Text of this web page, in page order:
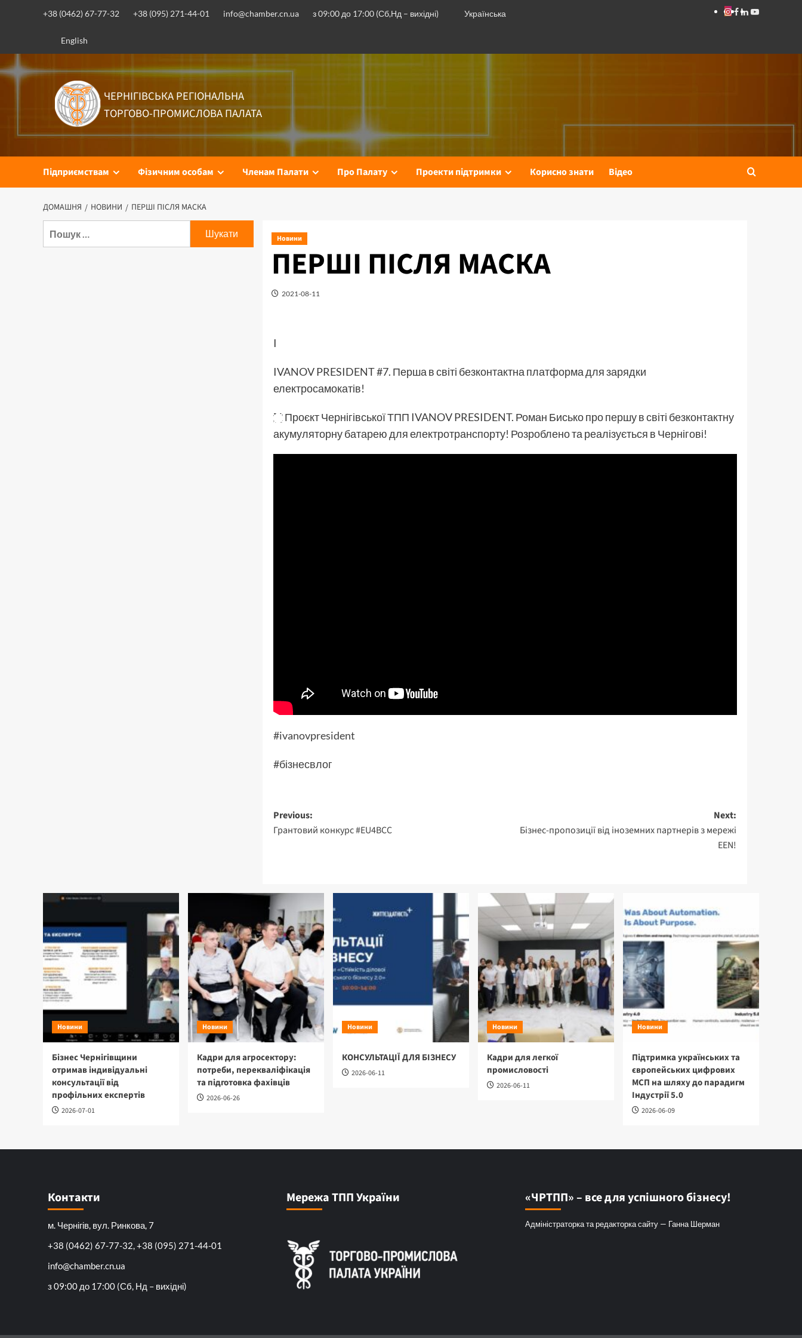
+38 (0462) 67-77-32 +38 (095) 271-44-01 info@chamber.cn.ua з 09:00 до 17:00 (Сб,Нд – вихідні) Українська
English
Instagram
Facebook
Linkedin
Youtube
ЧЕРНІГІВСЬКА РЕГІОНАЛЬНА
ТОРГОВО-ПРОМИСЛОВА ПАЛАТА
Підприємствам Фізичним особам Членам Палати Про Палату Проекти підтримки Корисно знати Відео
ДОМАШНЯ НОВИНИ ПЕРШІ ПІСЛЯ МАСКА
Новини
ПЕРШІ ПІСЛЯ МАСКА
2021-08-11
I
IVANOV PRESIDENT #7. Перша в світі безконтактна платформа для зарядки
електросамокатів!
Проєкт Чернігівської ТПП IVANOV PRESIDENT. Роман Бисько про першу в світі безконтактну
акумуляторну батарею для електротранспорту! Розроблено та реалізується в Чернігові!
#ivanovpresident
#бізнесвлог
Post
navigation
Previous:
Грантовий конкурс #EU4BCC
Next:
Бізнес-пропозиції від іноземних партнерів з мережі
EEN!
Новини
Бізнес Чернігівщини
отримав індивідуальні
консультації від
профільних експертів
2026-07-01
Новини
Кадри для агросектору:
потреби, перекваліфікація
та підготовка фахівців
2026-06-26
Новини
КОНСУЛЬТАЦІЇ ДЛЯ БІЗНЕСУ
2026-06-11
Новини
Кадри для легкої
промисловості
2026-06-11
Новини
Підтримка українських та
європейських цифрових
МСП на шляху до парадигм
Індустрії 5.0
2026-06-09
Контакти
м. Чернігів, вул. Ринкова, 7
+38 (0462) 67-77-32, +38 (095) 271-44-01
info@chamber.cn.ua
з 09:00 до 17:00 (Сб, Нд – вихідні)
Мережа ТПП України «ЧРТПП» – все для успішного бізнесу!
Адміністраторка та редакторка сайту — Ганна Шерман